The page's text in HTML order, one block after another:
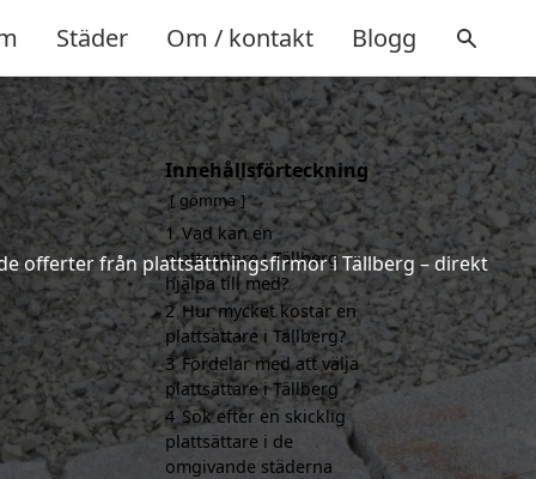
Städer Om / kontakt Blogg
offerter från plattsättningsfirmor i Tällberg – direkt
Innehållsförteckning
gömma
1 Vad kan en
plattsättare i Tällberg
hjälpa till med?
2 Hur mycket kostar en
plattsättare i Tällberg?
3 Fördelar med att välja
plattsättare i Tällberg
4 Sök efter en skicklig
plattsättare i de
omgivande städerna